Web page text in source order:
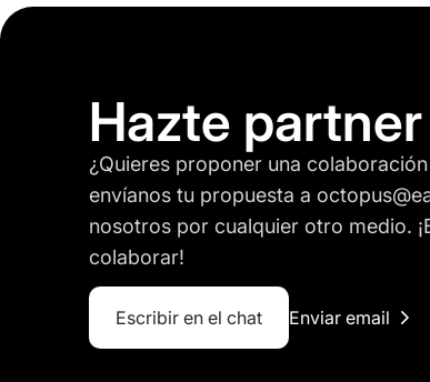
Hazte partner
¿Quieres proponer una
envíanos tu propuesta a
nosotros por cualquier otro medio.
colaborar!
Escribir en el chat Enviar email